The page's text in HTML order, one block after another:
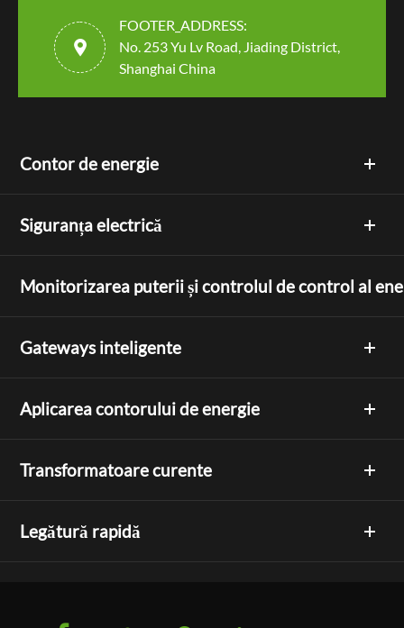

FOOTER_ADDRESS:
No. 253 Yu Lv Road, Jiading District,
Shanghai China
Contor de energie
Siguranța electrică
Monitorizarea puterii și controlul de control al
Gateways inteligente
Aplicarea contorului de energie
Transformatoare curente
Legătură rapidă